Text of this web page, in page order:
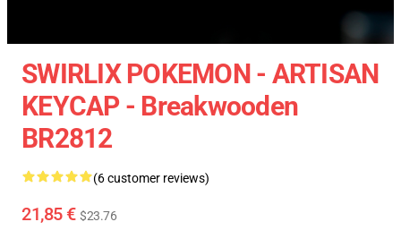
SWIRLIX POKEMON - ARTISAN
KEYCAP - Breakwooden
BR2812
(6 customer reviews)
21,85 € $23.76